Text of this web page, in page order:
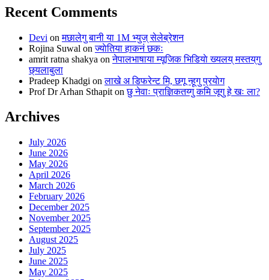
Recent Comments
Devi onमछालेगु बानी या 1M भ्युज् सेलेब्रेशन
Rojina Suwal onज्याेतिया हाकनं छकः
amrit ratna shakya onनेपालभाषाया म्यूजिक भिडियाे ख्यलय् मस्तय्‌गु
छ्यलाबुला
Pradeep Khadgi onलाखे अ डिफरेन्ट मि, छगू न्हूगु प्रयाेग
Prof Dr Arhan Sthapit onछु नेवाः प्राज्ञिकतय्गु कमि जूगु हे खः ला?
Archives
July 2026
June 2026
May 2026
April 2026
March 2026
February 2026
December 2025
November 2025
September 2025
August 2025
July 2025
June 2025
May 2025